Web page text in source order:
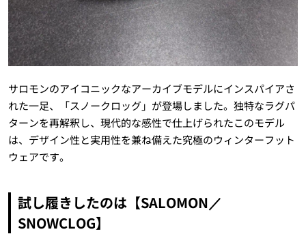
サロモンのアイコニックなアーカイブモデルにインスパイアさ
れた一足、「スノークロッグ」が登場しました。独特なラグパ
ターンを再解釈し、現代的な感性で仕上げられたこのモデル
は、デザイン性と実用性を兼ね備えた究極のウィンターフット
ウェアです。
試し履きしたのは【SALOMON／
SNOWCLOG】